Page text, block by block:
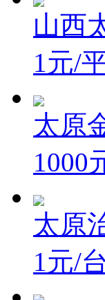
山西
1元/
太原
1000
太原
1元/台